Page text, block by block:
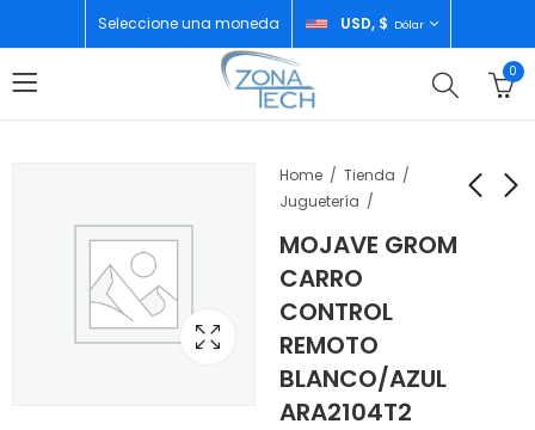
Seleccione una moneda USD, $ Dólar
0
Home
Tienda
Juguetería
MOJAVE GROM
CARRO
CONTROL
REMOTO
BLANCO/AZUL
ARA2104T2
CARRO CONTROL
REMOTO AZUL
ARA2106T1
$ 300,00
REMOTO
ROJO/NEGRO
ARA2104T1
$280,00